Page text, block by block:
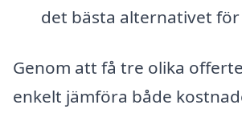
det bästa alternativet
Genom att få tre olika
enkelt jämföra både